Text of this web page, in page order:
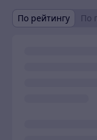
По рейтингу По